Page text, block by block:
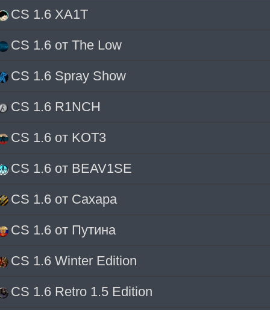
CS 1.6 XA1T
CS 1.6 от The Low
CS 1.6 Spray Show
CS 1.6 R1NCH
CS 1.6 от KOT3
CS 1.6 от BEAV1SE
CS 1.6 от Сахара
CS 1.6 от Путина
CS 1.6 Winter Edition
CS 1.6 Retro 1.5 Edition